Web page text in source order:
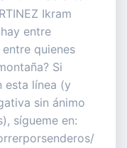
Ikram
entre
quienes
Si
esta línea (y
sin ánimo
sígueme en: